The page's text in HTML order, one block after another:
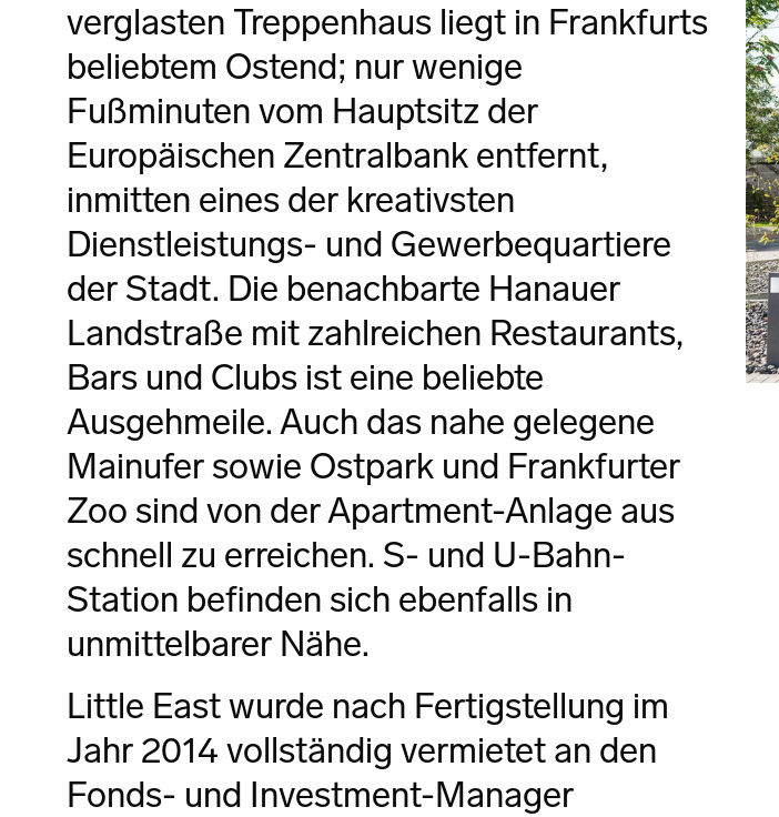
verglasten Treppenhaus liegt in Frankfurts
beliebtem Ostend; nur wenige
Fußminuten vom Hauptsitz der
Europäischen Zentralbank entfernt,
inmitten eines der kreativsten
Dienstleistungs- und Gewerbequartiere
der Stadt. Die benachbarte Hanauer
Landstraße mit zahlreichen Restaurants,
Bars und Clubs ist eine beliebte
Ausgehmeile. Auch das nahe gelegene
Mainufer sowie Ostpark und Frankfurter
Zoo sind von der Apartment-Anlage aus
schnell zu erreichen. S- und U-Bahn-
Station befinden sich ebenfalls in
unmittelbarer Nähe.
Little East wurde nach Fertigstellung im
Jahr 2014 vollständig vermietet an den
Fonds- und Investment-Manager